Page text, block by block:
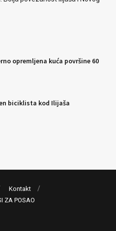
opremljena kuća površine 60
biciklista kod Ilijaša
Kontakt
ZA POSAO